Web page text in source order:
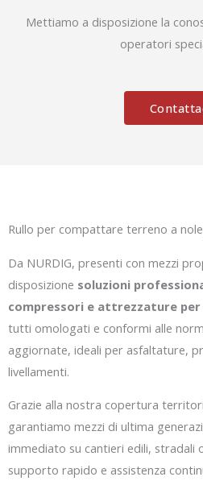
Mettiamo a disposizione la
operatori
Rullo per compattare terreno a
Da NURDIG, presenti con mezzi
disposizione soluzioni
compressori e attrezzature
tutti omologati e conformi alle
aggiornate, ideali per asfaltature,
livellamenti.
Grazie alla nostra copertura
garantiamo mezzi di ultima
immediato su cantieri edili, stradali
supporto rapido e assistenza